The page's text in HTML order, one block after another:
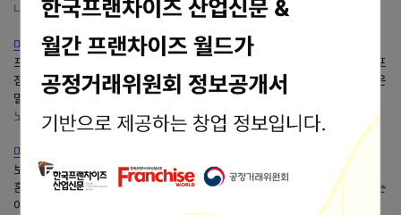
나의 소중한 다요리
https://blog.naver.com/ekdud5078
마포역 미용실 뿌리염색 잘하는박승철헤어스투디오마포점 연수 ....
프라이빗하게헤어시술을 받을 수 있었어요 저는 오늘박승철헤어스투디오마포
점 연수 디자이너님께 뿌리염색 시술을 받으러 방문했어요 연수 디자이너님은
밀본, 시세이도 등 유명 브랜드에서 컬러...
노마드 정의 놀고 먹기
https://blog.naver.com/geoj1
마포역미용실박승철헤어스투디오마포점 연수 디자이너 염색
보이는박승철 헤어스투디오본가에서도 가성비 좋아서 종종 방문했었는데 신
혼집 이사오면서... 뿌리염색이라 시간도 오래 안걸려서 카페 온거처럼 맛있는
아이스아메리카노 마시면서 쉬고 있었지요헤어...